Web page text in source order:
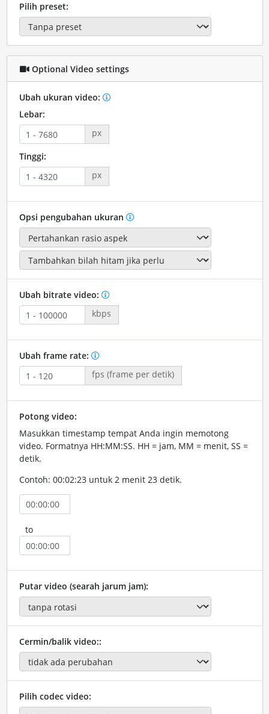
Pilih preset:
Optional Video settings
Ubah ukuran video:
Lebar:
px
Tinggi:
px
Opsi pengubahan ukuran
Ubah bitrate video:
kbps
Ubah frame rate:
fps (frame per detik)
Potong video:
Masukkan timestamp tempat Anda ingin memotong
video. Formatnya HH:MM:SS. HH = jam, MM = menit, SS =
detik.
Contoh: 00:02:23 untuk 2 menit 23 detik.
to
Putar video (searah jarum jam):
Cermin/balik video::
Pilih codec video: